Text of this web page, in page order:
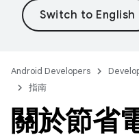
Android Developers
指南
關於節省